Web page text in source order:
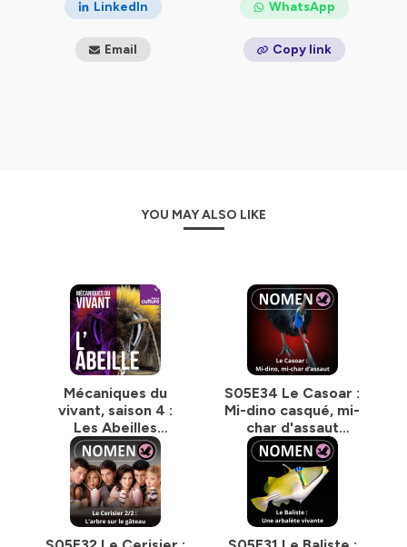
espèces t'attendent dans le livre de Marc Mortelmans,
(Ulmer 2024).
proposons / animons des conférencesdans les
écoles et les universités, les entreprises et les
institutions.
_______
https://baleinesousgravillon.com/liens-2
_______
Contact :
Marc Mortelmans
06 52 49 13 71
contact@baleinesousgravillon.com
_______
LinkedIn WhatsApp
Email Copy link
YOU MAY ALSO LIKE
Mécaniques du
vivant, saison 4 :
Les Abeilles
sauvages
S05E34 Le Casoar :
Mi-dino casqué, mi-
char d'assaut
emplumé